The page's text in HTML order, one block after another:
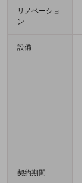
リノベーショ
ン
設備
契約期間